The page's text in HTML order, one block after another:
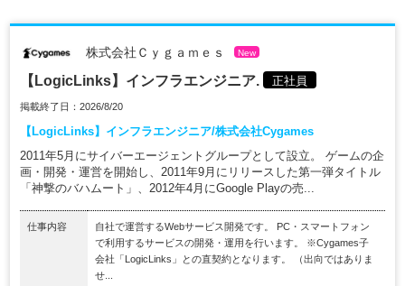
株式会社Ｃｙｇａｍｅｓ New
【LogicLinks】インフラエンジニア. 正社員
掲載終了日：2026/8/20
【LogicLinks】インフラエンジニア/株式会社Cygames
2011年5月にサイバーエージェントグループとして設立。 ゲームの企
画・開発・運営を開始し、2011年9月にリリースした第一弾タイトル
「神撃のバハムート」、2012年4月にGoogle Playの売...
仕事内容
自社で運営するWebサービス開発です。 PC・スマートフォン
で利用するサービスの開発・運用を行います。 ※Cygames子
会社「LogicLinks」との直契約となります。 （出向ではありま
せ...